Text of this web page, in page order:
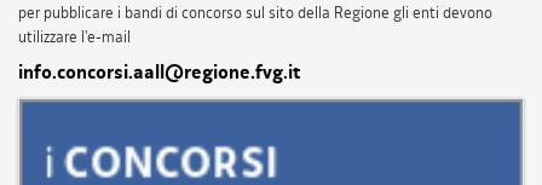
per pubblicare i bandi di concorso sul sito della Regione gli enti devono
utilizzare l'e-mail
info.concorsi.aall@regione.fvg.it